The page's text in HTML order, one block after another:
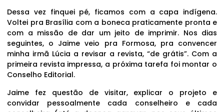
Dessa vez finquei pé, ficamos com a capa indígena.
Voltei pra Brasília com a boneca praticamente pronta e
com a missão de dar um jeito de imprimir. Nos dias
seguintes, o Jaime veio pra Formosa, pra convencer
minha irmã Lúcia a revisar a revista, “de grátis”. Com a
primeira revista impressa, a próxima tarefa foi montar o
Conselho Editorial.
Jaime fez questão de visitar, explicar o projeto e
convidar pessoalmente cada conselheiro e cada